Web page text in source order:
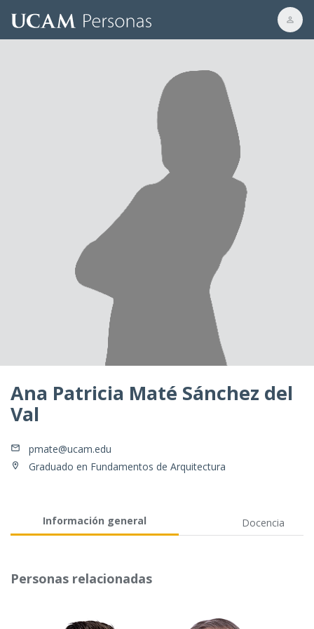
Ana Patricia Maté Sánchez del
Val
pmate@ucam.edu
Graduado en Fundamentos de Arquitectura
Información general Docencia
Personas relacionadas